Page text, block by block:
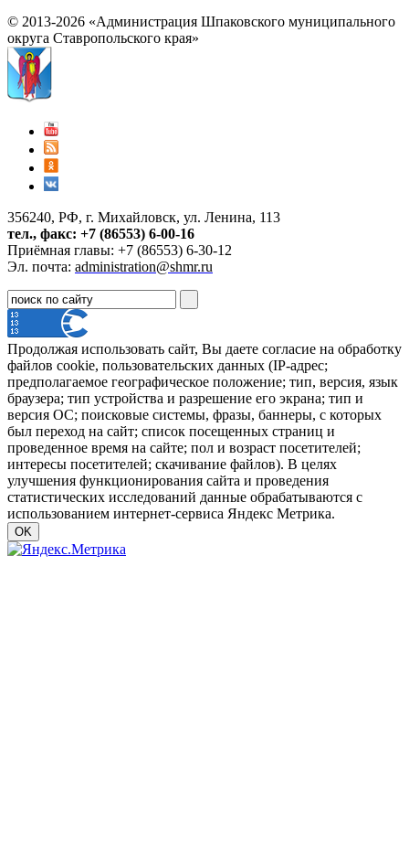
© 2013-2026 «Администрация Шпаковского муниципального
округа Ставропольского края»
356240, РФ, г. Михайловск, ул. Ленина, 113
тел., факс: +7 (86553) 6-00-16
Приёмная главы: +7 (86553) 6-30-12
Эл. почта: administration@shmr.ru
Продолжая использовать сайт, Вы даете согласие на обработку
файлов cookie, пользовательских данных (IP-адрес;
предполагаемое географическое положение; тип, версия, язык
браузера; тип устройства и разрешение его экрана; тип и
версия ОС; поисковые системы, фразы, баннеры, с которых
был переход на сайт; список посещенных страниц и
проведенное время на сайте; пол и возраст посетителей;
интересы посетителей; скачивание файлов). В целях
улучшения функционирования сайта и проведения
статистических исследований данные обрабатываются с
использованием интернет-сервиса Яндекс Метрика.
OK